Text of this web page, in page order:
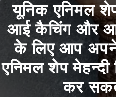
यूनिक एनिमल
आई कैचिंग और
के लिए आप अपने
एनिमल शेप मेहन्दी
कर